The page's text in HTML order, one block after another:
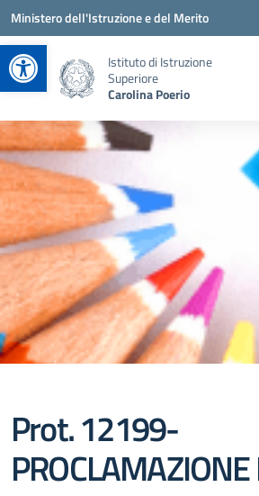
Apri la barra degli
Vai ai contenuti
Vai al menu di navigazione
Vai al footer
Ministero dell'Istruzione e del Merito
Istituto di Istruzione
Superiore
Carolina Poerio
Prot. 12199-
PROCLAMAZIONE